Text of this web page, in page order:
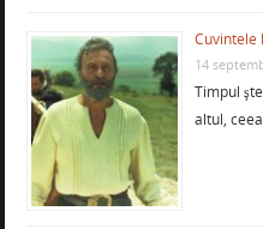
Cuvintele
14
Timpul
altul,